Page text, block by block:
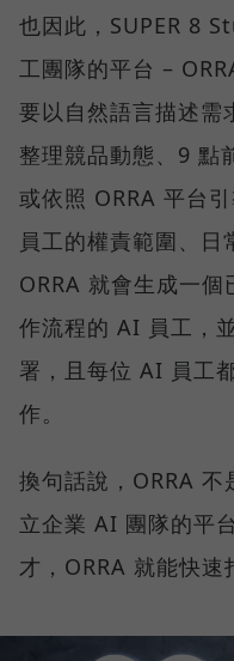
也因此，SUPER 8
工團隊的平台 –
要以自然語言描述需
整理競品動態、9 點
或依照 ORRA 平台
員工的權責範圍、日
ORRA 就會生成一
作流程的 AI 員工，
署，且每位 AI 員工
作。
換句話說，ORRA
立企業 AI 團隊的平
才，ORRA 就能快速